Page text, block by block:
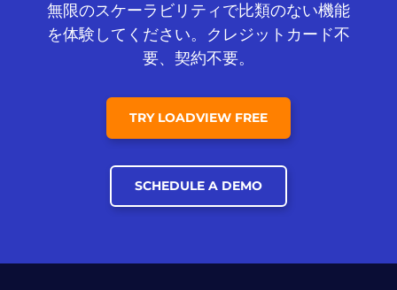
無限のスケーラビリティで比類のない機能
を体験してください。クレジットカード不
要、契約不要。
TRY LOADVIEW FREE
SCHEDULE A DEMO